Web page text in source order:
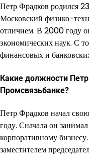
Петр Фрадков родился
Московский физико-
отличием. В 2000 году
экономических наук. С
финансовых и
Какие должности
Промсвязьбанке?
Петр Фрадков начал
году. Сначала он
корпоративному
заместителем